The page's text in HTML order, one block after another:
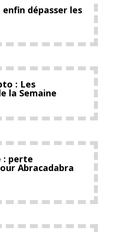
dépasser les
: Les
la Semaine
: perte
Abracadabra